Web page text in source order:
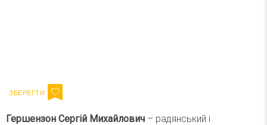
Гершензон Сергій Михайлович – радянський і